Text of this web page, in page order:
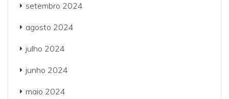
setembro 2024
agosto 2024
julho 2024
junho 2024
maio 2024